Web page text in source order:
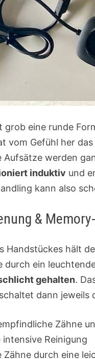
grob eine runde
vom Gefühl her
Aufsätze werden
induktiv und
kann also
&
Handstückes hält
durch ein
gehalten.
dann jeweils
Zähne
intensive Reinigung
Zähne durch eine